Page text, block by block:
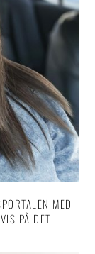
MED
PÅ DET